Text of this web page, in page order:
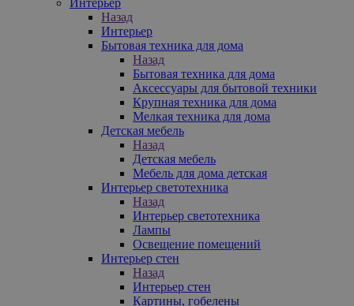
Назад
Интерьер
Бытовая техника для дома
Назад
Бытовая техника для дома
Аксессуары для бытовой техники
Крупная техника для дома
Мелкая техника для дома
Детская мебель
Назад
Детская мебель
Мебель для дома детская
Интерьер светотехника
Назад
Интерьер светотехника
Лампы
Освещение помещений
Интерьер стен
Назад
Интерьер стен
Картины, гобелены